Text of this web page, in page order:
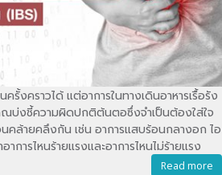
รั้งคราวได้ แต่อาการในทางเดินอาหารเรื้อรัง
บ่งชี้ความผิดปกติต้นตอซึ่งจำเป็นต้องใส่ใจ
คล้ายคลึงกัน เช่น อาการแสบร้อนกลางอก ไอ
าการไหนร้ายแรงและอาการไหนไม่ร้ายแรง
Read more